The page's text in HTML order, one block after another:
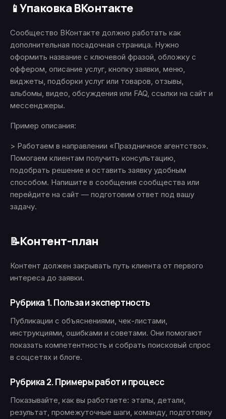
📱Упаковка ВКонтакте
Сообщество ВКонтакте должно работать как
дополнительная посадочная страница. Нужно
оформить название с ключевой фразой, обложку с
оффером, описание услуг, кнопку заявки, меню,
виджеты, подборки услуг или товаров, отзывы,
альбомы, видео, обсуждения или FAQ, ссылки на сайт и
мессенджеры.
Пример описания:
> Работаем в направлении «Праздничное агентство».
Помогаем клиентам получить консультацию,
подобрать решение и оставить заявку удобным
способом. Напишите в сообщения сообщества или
перейдите на сайт — подготовим ответ под вашу
задачу.
📝Контент-план
Контент должен закрывать путь клиента от первого
интереса до заявки.
Рубрика 1. Польза и экспертность
Публикации с объяснениями, чек-листами,
инструкциями, ошибками и советами. Они помогают
показать компетентность и собрать поисковый спрос
в соцсетях и блоге.
Рубрика 2. Примеры работ и процесс
Показывайте, как вы работаете: этапы, детали,
результат, промежуточные шаги, команду, подготовку